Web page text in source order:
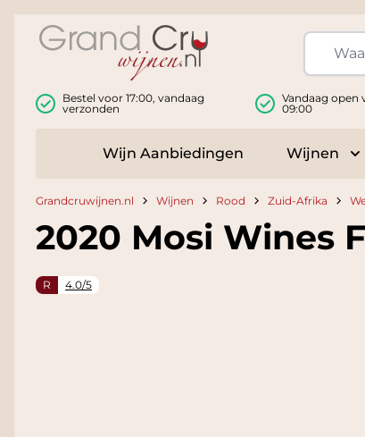
Bestel voor 17:00, vandaag
verzonden
Vandaag open
09:00
Wijn Aanbiedingen Wijnen
Grandcruwijnen.nl Wijnen Rood Zuid-Afrika
2020 Mosi Wines
R 4.0/5